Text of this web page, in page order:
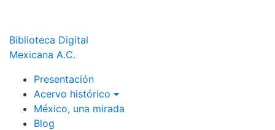
Biblioteca Digital
Mexicana A.C.
Presentación
Acervo histórico
México, una mirada
Blog